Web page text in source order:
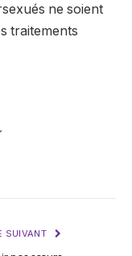
ne soient
traitements
SUIVANT